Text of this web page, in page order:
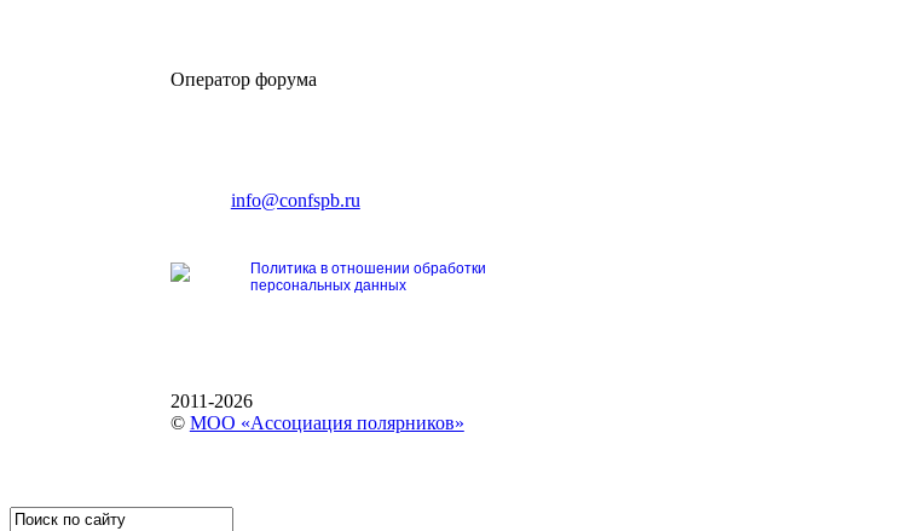
Оператор форума
info@confspb.ru
Политика в отношении обработки
персональных данных
2011-2026
© МОО «Ассоциация полярников»